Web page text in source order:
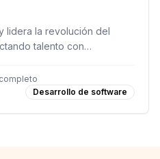
lidera la revolución del
talento con
Desarrollo de software